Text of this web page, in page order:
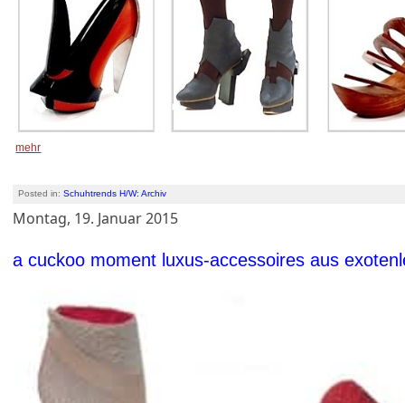
mehr
Posted in:Schuhtrends H/W: Archiv
Montag, 19. Januar 2015
a cuckoo moment luxus-accessoires aus